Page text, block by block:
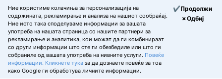
Ние користиме колачиња за персонализација на
содржината, рекламирање и анализа на нашиот сообраќај.
Ние исто така споделуваме информации за вашата
употреба на нашата страница со нашите партнери за
рекламирање и аналитика, кои можат да ги комбинираат
со други информации што сте ги обезбедиле или што ги
собраниле од вашата употреба на нивните услуги. Повеќе
информации. Кликнете тука за да дознаете повеќе за тоа
како Google ги обработува личните информации.
✔Продолжи
✗Одбиј